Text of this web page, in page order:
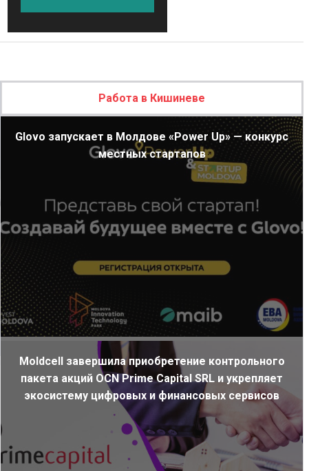
Работа в Кишиневе
Glovo запускает в Молдове «Power Up» — конкурс
местных стартапов
Moldcell завершила приобретение контрольного
пакета акций OCN Prime Capital SRL и укрепляет
экосистему цифровых и финансовых сервисов